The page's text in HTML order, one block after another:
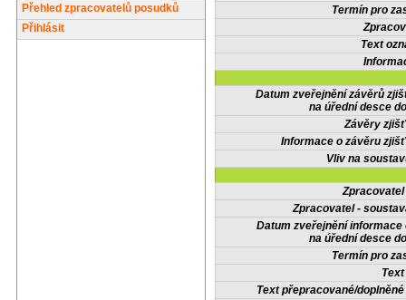
Přehled zpracovatelů posudků
Přihlásit
Termín pro
Text
Datum zveřejnění závěrů
na úřední desce
Závěry
Informace o závěru
Vliv na
Zpracovatel -
Datum zveřejnění informace
na úřední desce
Termín pro
Text přepracované/